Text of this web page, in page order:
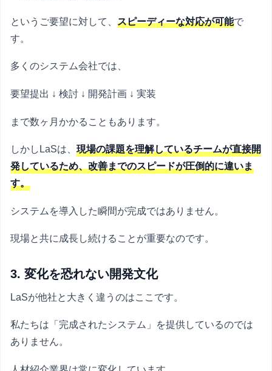
というご要望に対して、 スピーディーな対応が可能で
す。
多くのシステム会社では、
要望提出 ↓ 検討 ↓ 開発計画 ↓ 実装
まで数ヶ月かかることもあります。
しかしLaSは、 現場の課題を理解しているチームが直接開
発しているため、改善までのスピードが圧倒的に違いま
す。
システムを導入した瞬間が完成ではありません。
現場と共に成長し続けることが重要なのです。
3. 変化を恐れない開発文化
LaSが他社と大きく違うのはここです。
私たちは「完成されたシステム」を提供しているのでは
ありません。